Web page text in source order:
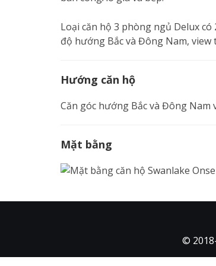
Loại căn hộ 3 phòng ngủ Delux
độ hướng Bắc và Đông Nam,
Hướng căn hộ
Căn góc hướng Bắc và Đông Nam
Mặt bằng
©